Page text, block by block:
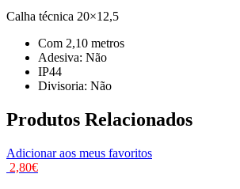
Calha técnica 20×12,5
Com 2,10 metros
Adesiva: Não
IP44
Divisoria: Não
Produtos Relacionados
Adicionar aos meus favoritos
2,80€